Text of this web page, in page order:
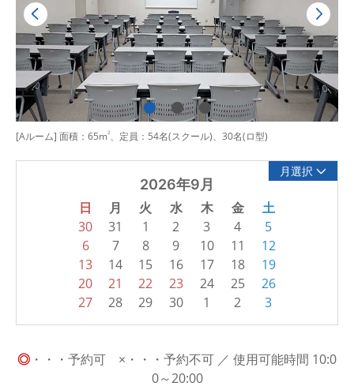
[Aルーム] 面積：65m2、定員：54名(スクール)、30名(ロ型)
月選択
2026年9月
日 月 火 水 木 金 土
30 31 1 2 3 4
5
6
7 8 9 10 11
12
13
14 15 16 17 18
19
20
21 22 23 24 25
26
27
28 29 30 1 2 3
◎ ・・・予約可 ×・・・予約不可 ／ 使用可能時間 10:0
0～20:00